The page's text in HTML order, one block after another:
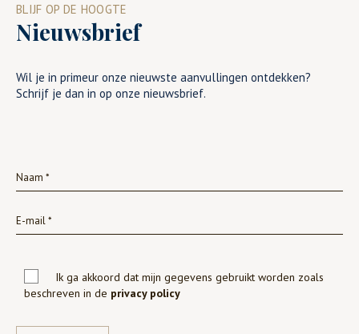
BLIJF OP DE HOOGTE
Nieuwsbrief
Wil je in primeur onze nieuwste aanvullingen ontdekken?
Schrijf je dan in op onze nieuwsbrief.
Ik ga akkoord dat mijn gegevens gebruikt worden zoals
beschreven in de privacy policy